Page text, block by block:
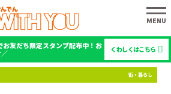
友だち限定スタンプ配布中！お
くわしくはこちら